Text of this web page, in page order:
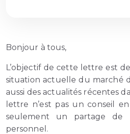
Bonjour à tous,
L’objectif de cette lettre est
situation actuelle du marché
aussi des actualités récentes
lettre n’est pas un conseil
seulement un partage
personnel.